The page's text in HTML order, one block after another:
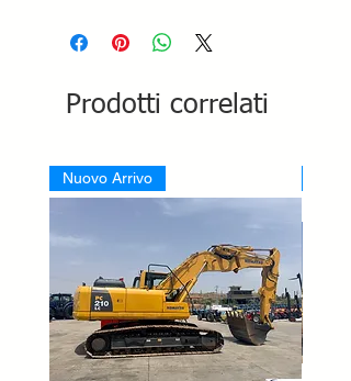
Prodotti correlati
Nuovo Arrivo